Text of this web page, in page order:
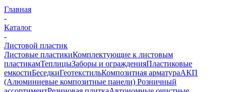
Главная
-
Каталог
-
Листовой пластик
Листовые пластикиКомплектующие к листовым
пластикамТеплицыЗаборы и огражденияПластиковые
емкостиБеседкиГеотекстильКомпозитная арматураАКП
(Алюминиевые композитные панели) Розничный